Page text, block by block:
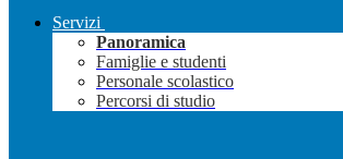
Servizi
Panoramica
Famiglie e studenti
Personale scolastico
Percorsi di studio